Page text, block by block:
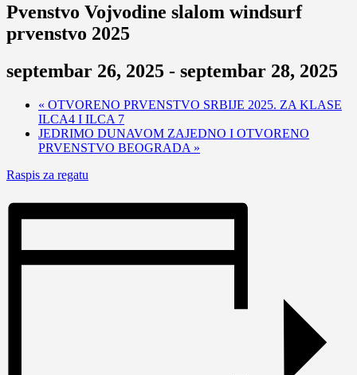
Pvenstvo Vojvodine slalom windsurf
prvenstvo 2025
septembar 26, 2025 - septembar 28, 2025
« OTVORENO PRVENSTVO SRBIJE 2025. ZA KLASE
ILCA4 I ILCA 7
JEDRIMO DUNAVOM ZAJEDNO I OTVORENO
PRVENSTVO BEOGRADA »
Raspis za regatu